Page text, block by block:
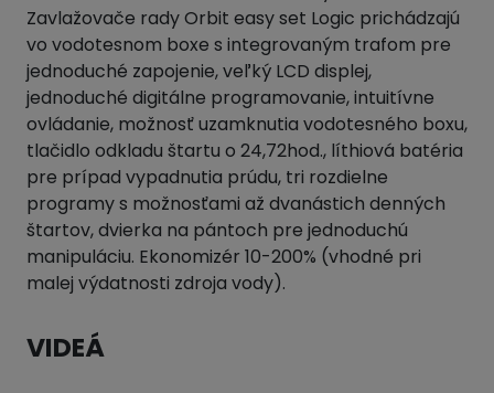
Zavlažovače rady Orbit easy set Logic prichádzajú
vo vodotesnom boxe s integrovaným trafom pre
jednoduché zapojenie, veľký LCD displej,
jednoduché digitálne programovanie, intuitívne
ovládanie, možnosť uzamknutia vodotesného boxu,
tlačidlo odkladu štartu o 24,72hod., líthiová batéria
pre prípad vypadnutia prúdu, tri rozdielne
programy s možnosťami až dvanástich denných
štartov, dvierka na pántoch pre jednoduchú
manipuláciu. Ekonomizér 10-200% (vhodné pri
malej výdatnosti zdroja vody).
VIDEÁ